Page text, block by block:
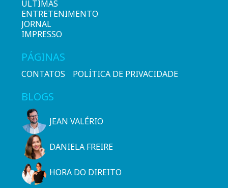
ÚLTIMAS
ENTRETENIMENTO
JORNAL
IMPRESSO
PÁGINAS
CONTATOS POLÍTICA DE PRIVACIDADE
BLOGS
JEAN VALÉRIO
DANIELA FREIRE
HORA DO DIREITO